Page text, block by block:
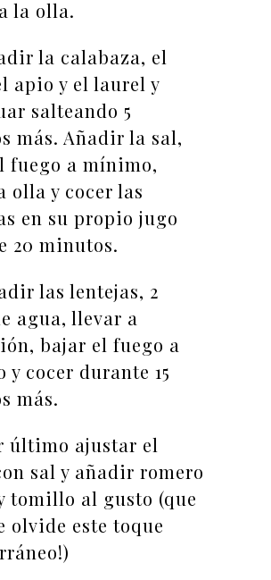
la olla.
la calabaza, el
apio y el laurel y
salteando 5
más. Añadir la sal,
fuego a mínimo,
olla y cocer las
en su propio jugo
20 minutos.
las lentejas, 2
agua, llevar a
bajar el fuego a
y cocer durante 15
más.
último ajustar el
sal y añadir romero
tomillo al gusto (que
olvide este toque